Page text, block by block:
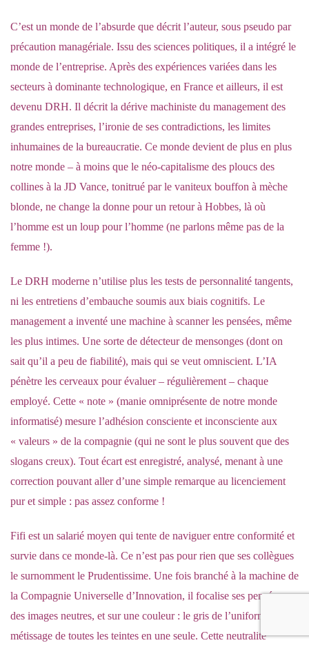
C’est un monde de l’absurde que décrit l’auteur, sous pseudo par
précaution managériale. Issu des sciences politiques, il a intégré le
monde de l’entreprise. Après des expériences variées dans les
secteurs à dominante technologique, en France et ailleurs, il est
devenu DRH. Il décrit la dérive machiniste du management des
grandes entreprises, l’ironie de ses contradictions, les limites
inhumaines de la bureaucratie. Ce monde devient de plus en plus
notre monde – à moins que le néo-capitalisme des ploucs des
collines à la JD Vance, tonitrué par le vaniteux bouffon à mèche
blonde, ne change la donne pour un retour à Hobbes, là où
l’homme est un loup pour l’homme (ne parlons même pas de la
femme !).
Le DRH moderne n’utilise plus les tests de personnalité tangents,
ni les entretiens d’embauche soumis aux biais cognitifs. Le
management a inventé une machine à scanner les pensées, même
les plus intimes. Une sorte de détecteur de mensonges (dont on
sait qu’il a peu de fiabilité), mais qui se veut omniscient. L’IA
pénètre les cerveaux pour évaluer – régulièrement – chaque
employé. Cette « note » (manie omniprésente de notre monde
informatisé) mesure l’adhésion consciente et inconsciente aux
« valeurs » de la compagnie (qui ne sont le plus souvent que des
slogans creux). Tout écart est enregistré, analysé, menant à une
correction pouvant aller d’une simple remarque au licenciement
pur et simple : pas assez conforme !
Fifi est un salarié moyen qui tente de naviguer entre conformité et
survie dans ce monde-là. Ce n’est pas pour rien que ses collègues
le surnomment le Prudentissime. Une fois branché à la machine de
la Compagnie Universelle d’Innovation, il focalise ses pensées sur
des images neutres, et sur une couleur : le gris de l’uniformité, le
métissage de toutes les teintes en une seule. Cette neutralité